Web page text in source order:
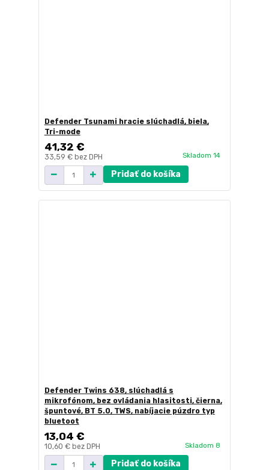
Defender Tsunami hracie slúchadlá, biela,
Tri-mode
41,32 €
33,59 € bez DPH Skladom 14
Pridať do košíka
Defender Twins 638, slúchadlá s
mikrofónom, bez ovládania hlasitosti, čierna,
špuntové, BT 5.0, TWS, nabíjacie púzdro typ
bluetoot
13,04 €
10,60 € bez DPH Skladom 8
Pridať do košíka